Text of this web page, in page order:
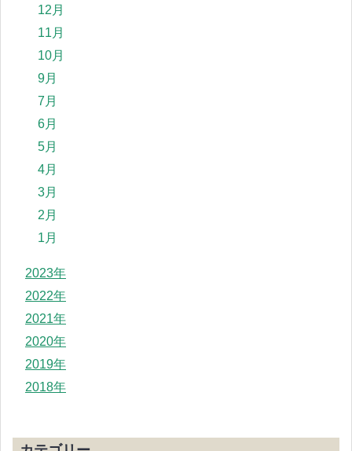
12月
11月
10月
9月
7月
6月
5月
4月
3月
2月
1月
2023年
2022年
2021年
2020年
2019年
2018年